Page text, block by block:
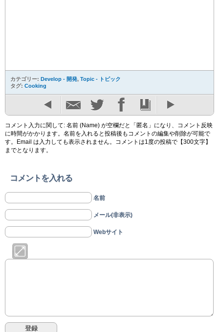
カテゴリー: Develop - 開発, Topic - トピック
タグ: Cooking
コメント入力に関して: 名前 (Name) が空欄だと「匿名」になり、コメント反映
に時間がかかります。名前を入れると投稿後もコメントの編集や削除が可能で
す。Email は入力しても表示されません。コメントは1度の投稿で【300文字】
までとなります。
コメントを入れる
名前
メール(非表示)
Webサイト